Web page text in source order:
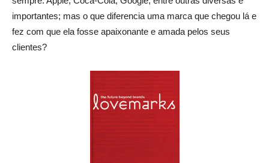
importantes; mas o que diferencia uma marca que chegou lá e
fez com que ela fosse apaixonante e amada pelos seus
clientes?